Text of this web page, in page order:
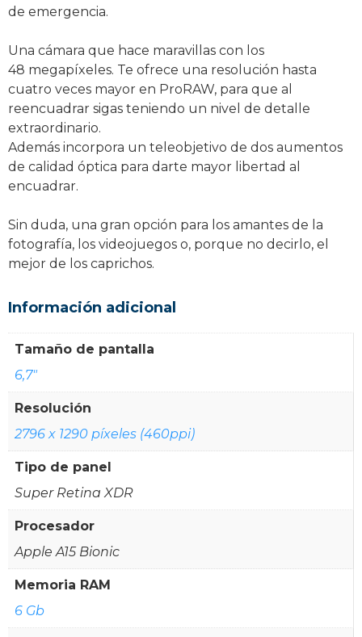
de emergencia.
Una cámara que hace maravillas con los
48 megapíxeles. Te ofrece una resolución hasta
cuatro veces mayor en ProRAW, para que al
reencuadrar sigas teniendo un nivel de detalle
extraordinario.
Además incorpora un teleobjetivo de dos aumentos
de calidad óptica para darte mayor libertad al
encuadrar.
Sin duda, una gran opción para los amantes de la
fotografía, los videojuegos o, porque no decirlo, el
mejor de los caprichos.
Información adicional
Tamaño de pantalla
6,7"
Resolución
2796 x 1290 píxeles (460ppi)
Tipo de panel
Super Retina XDR
Procesador
Apple A15 Bionic
Memoria RAM
6 Gb